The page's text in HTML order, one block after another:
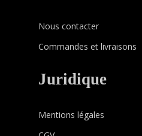
Nous contacter
Commandes et livraisons
Juridique
Mentions légales